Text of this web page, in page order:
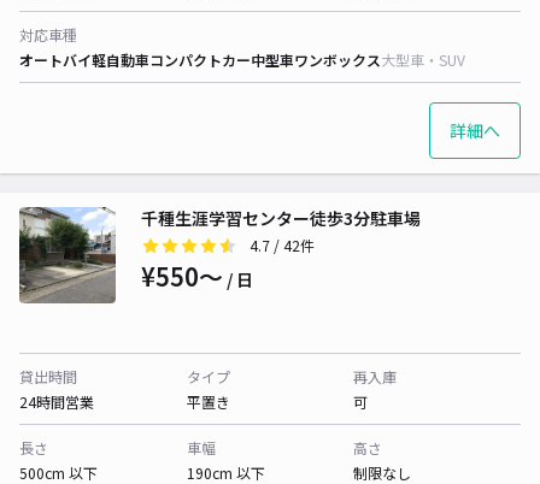
対応車種
オートバイ軽自動車コンパクトカー中型車ワンボックス大型車・SUV
詳細へ
千種生涯学習センター徒歩3分駐車場
4.7 / 42件
¥550〜 / 日
貸出時間
24時間営業
タイプ
平置き
再入庫
可
長さ
500cm 以下
車幅
190cm 以下
高さ
制限なし